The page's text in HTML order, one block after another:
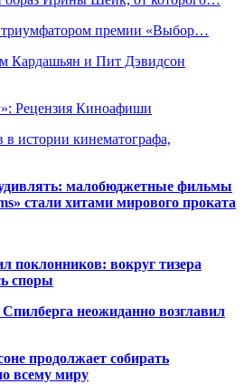
триумфатором премии «Выбор…
Кардашьян и Пит Дэвидсон
Рецензия Киноафиши
истории кинематографа,
малобюджетные фильмы
стали хитами мирового проката
поклонников: вокруг тизера
споры
неожиданно возглавил
продолжает собирать
всему миру